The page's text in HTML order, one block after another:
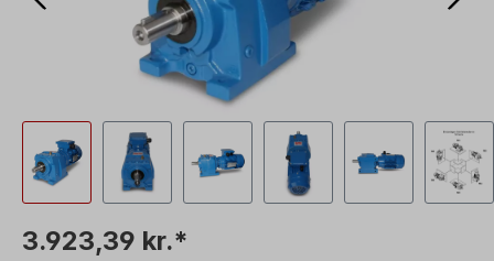
3.923,39 kr.*